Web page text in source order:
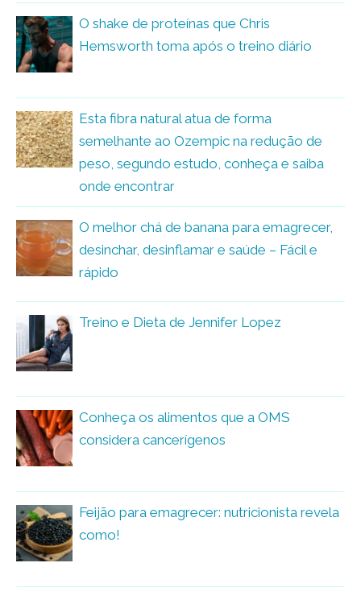
O shake de proteínas que Chris
Hemsworth toma após o treino diário
Esta fibra natural atua de forma
semelhante ao Ozempic na redução de
peso, segundo estudo, conheça e saiba
onde encontrar
O melhor chá de banana para emagrecer,
desinchar, desinflamar e saúde – Fácil e
rápido
Treino e Dieta de Jennifer Lopez
Conheça os alimentos que a OMS
considera cancerígenos
Feijão para emagrecer: nutricionista revela
como!